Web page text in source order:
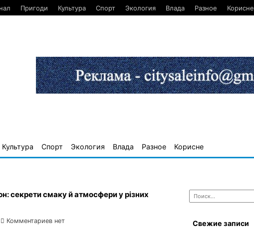
Пригоди Культура Спорт Экология Влада Разное Корисне
Культура Спорт Экология Влада Разное Корисне
секрети смаку й атмосфери у різних
Комментариев нет
Найти:
Свежие записи